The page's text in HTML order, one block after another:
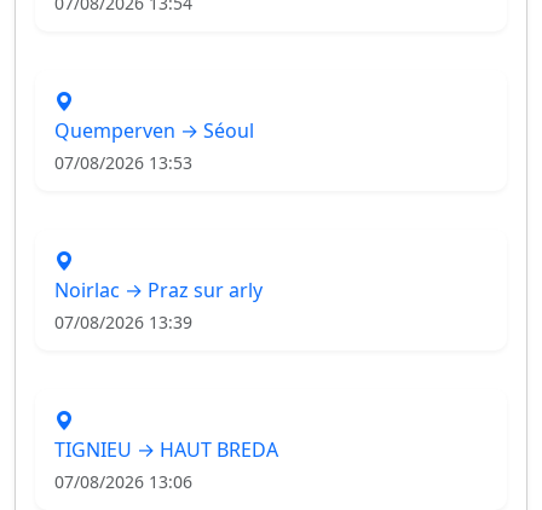
Quemperven → Séoul
07/08/2026 13:53
Noirlac → Praz sur arly
07/08/2026 13:39
TIGNIEU → HAUT BREDA
07/08/2026 13:06